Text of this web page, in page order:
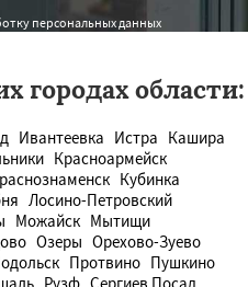
персональных данных
городах области:
Ивантеевка Истра Кашира
Красноармейск
Кубинка
Лосино-Петровский
Можайск Мытищи
Озеры Орехово-Зуево
Протвино Пушкино